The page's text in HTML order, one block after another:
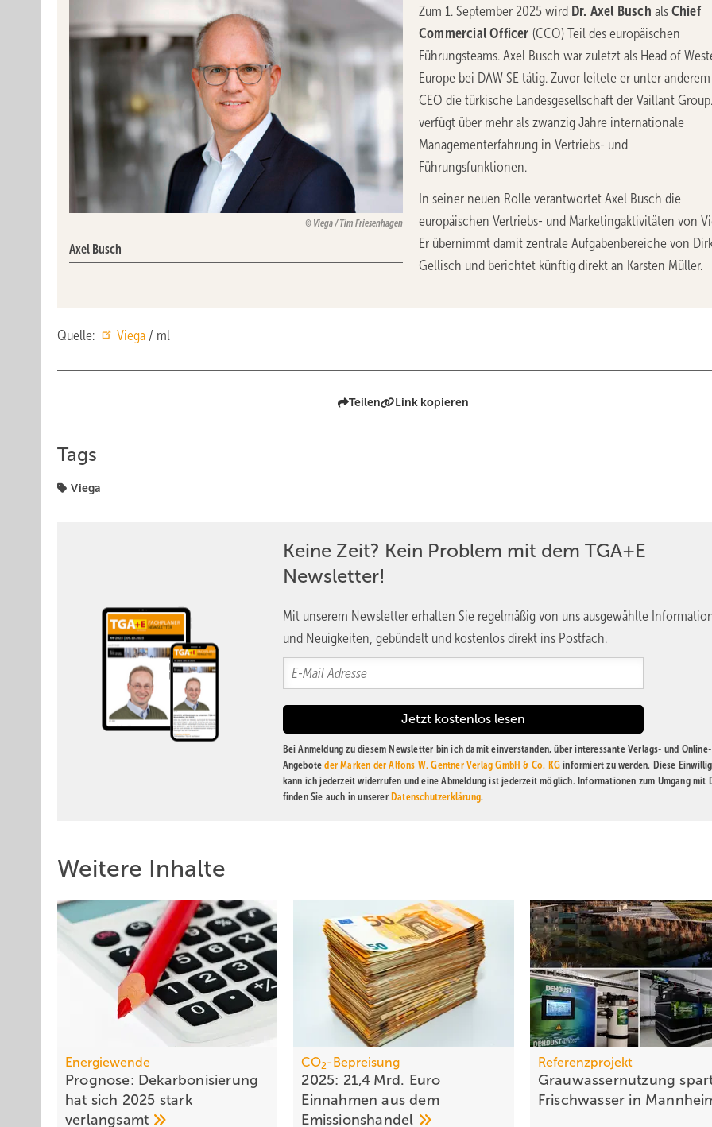
Viega / Tim Friesenhagen
Axel Busch
Zum 1. September 2025 wird Dr. Axel Busch als Chief
Commercial Officer (CCO) Teil des europäischen
Führungsteams. Axel Busch war zuletzt als Head of
Europe bei DAW SE tätig. Zuvor leitete er unter
CEO die türkische Landesgesellschaft der Vaillant
verfügt über mehr als zwanzig Jahre internationale
Managementerfahrung in Vertriebs- und
Führungsfunktionen.
In seiner neuen Rolle verantwortet Axel Busch die
europäischen Vertriebs- und Marketingaktivitäten von
Er übernimmt damit zentrale Aufgabenbereiche von
Gellisch und berichtet künftig direkt an Karsten Müller.
Quelle: Viega / ml
Teilen Link kopieren
Tags
Viega
Keine Zeit? Kein Problem mit dem TGA+E
Newsletter!
Mit unserem Newsletter erhalten Sie regelmäßig von uns ausgewählte
und Neuigkeiten, gebündelt und kostenlos direkt ins Postfach.
Bei Anmeldung zu diesem Newsletter bin ich damit einverstanden, über interessante Verlags- und Online-
Angeboteder Marken der Alfons W. Gentner Verlag GmbH & Co. KG informiert zu werden. Diese
kann ich jederzeit widerrufen und eine Abmeldung ist jederzeit möglich. Informationen zum Umgang mit
finden Sie auch in unserer Datenschutzerklärung.
Weitere Inhalte
Energiewende
Prognose: Dekarbonisierung
hat sich 2025 stark
verlangsamt
CO2-Bepreisung
2025: 21,4 Mrd. Euro
Einnahmen aus dem
Emissionshandel
Referenzprojekt
Grauwassernutzung
Frisch­was­ser in